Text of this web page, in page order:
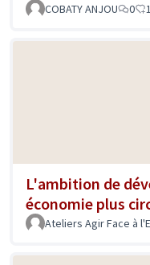
COBATY ANJOU 0 1
L'ambition de
économie plus
Ateliers Agir Face à